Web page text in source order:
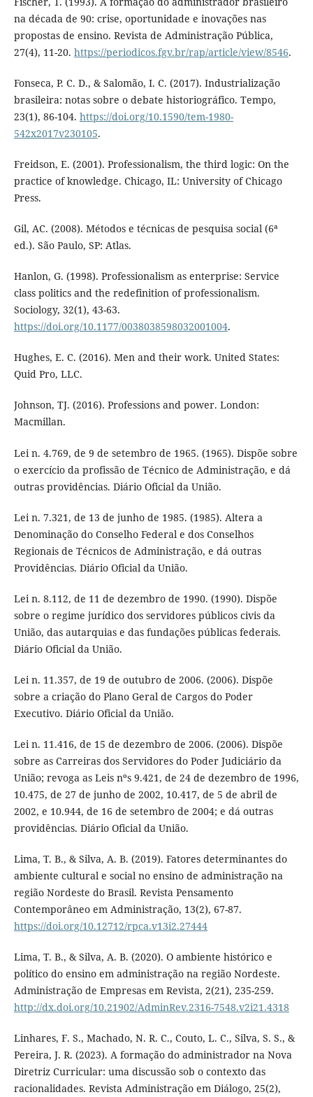
na década de 90: crise, oportunidade e inovações nas
propostas de ensino. Revista de Administração Pública,
27(4), 11-20. https://periodicos.fgv.br/rap/article/view/8546.
Fonseca, P. C. D., & Salomão, I. C. (2017). Industrialização
brasileira: notas sobre o debate historiográfico. Tempo,
23(1), 86-104. https://doi.org/10.1590/tem-1980-
542x2017v230105.
Freidson, E. (2001). Professionalism, the third logic: On the
practice of knowledge. Chicago, IL: University of Chicago
Press.
Gil, AC. (2008). Métodos e técnicas de pesquisa social (6ª
ed.). São Paulo, SP: Atlas.
Hanlon, G. (1998). Professionalism as enterprise: Service
class politics and the redefinition of professionalism.
Sociology, 32(1), 43-63.
https://doi.org/10.1177/0038038598032001004.
Hughes, E. C. (2016). Men and their work. United States:
Quid Pro, LLC.
Johnson, TJ. (2016). Professions and power. London:
Macmillan.
Lei n. 4.769, de 9 de setembro de 1965. (1965). Dispõe sobre
o exercício da profissão de Técnico de Administração, e dá
outras providências. Diário Oficial da União.
Lei n. 7.321, de 13 de junho de 1985. (1985). Altera a
Denominação do Conselho Federal e dos Conselhos
Regionais de Técnicos de Administração, e dá outras
Providências. Diário Oficial da União.
Lei n. 8.112, de 11 de dezembro de 1990. (1990). Dispõe
sobre o regime jurídico dos servidores públicos civis da
União, das autarquias e das fundações públicas federais.
Diário Oficial da União.
Lei n. 11.357, de 19 de outubro de 2006. (2006). Dispõe
sobre a criação do Plano Geral de Cargos do Poder
Executivo. Diário Oficial da União.
Lei n. 11.416, de 15 de dezembro de 2006. (2006). Dispõe
sobre as Carreiras dos Servidores do Poder Judiciário da
União; revoga as Leis nºs 9.421, de 24 de dezembro de 1996,
10.475, de 27 de junho de 2002, 10.417, de 5 de abril de
2002, e 10.944, de 16 de setembro de 2004; e dá outras
providências. Diário Oficial da União.
Lima, T. B., & Silva, A. B. (2019). Fatores determinantes do
ambiente cultural e social no ensino de administração na
região Nordeste do Brasil. Revista Pensamento
Contemporâneo em Administração, 13(2), 67-87.
https://doi.org/10.12712/rpca.v13i2.27444
Lima, T. B., & Silva, A. B. (2020). O ambiente histórico e
político do ensino em administração na região Nordeste.
Administração de Empresas em Revista, 2(21), 235-259.
http://dx.doi.org/10.21902/AdminRev.2316-7548.v2i21.4318
Linhares, F. S., Machado, N. R. C., Couto, L. C., Silva, S. S., &
Pereira, J. R. (2023). A formação do administrador na Nova
Diretriz Curricular: uma discussão sob o contexto das
racionalidades. Revista Administração em Diálogo, 25(2),